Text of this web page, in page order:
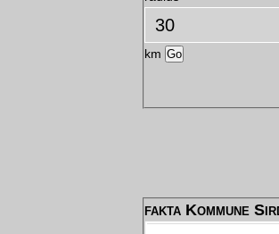
km
fakta